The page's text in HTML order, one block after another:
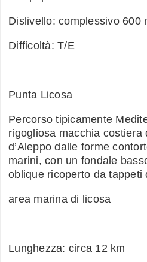
Dislivello: complessivo 600
Difficoltà: T/E
Punta Licosa
Percorso tipicamente
rigogliosa macchia costiera
d’Aleppo dalle forme
marini, con un fondale
oblique ricoperto da tappeti
area marina di licosa
Lunghezza: circa 12 km